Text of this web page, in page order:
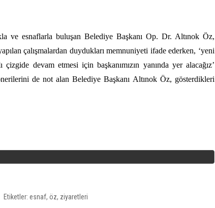
ve esnaflarla buluşan Belediye Başkanı Op. Dr. Altınok Öz,
çalışmalardan duydukları memnuniyeti ifade ederken, ‘yeni
çizgide devam etmesi için başkanımızın yanında yer alacağız’
de not alan Belediye Başkanı Altınok Öz, gösterdikleri
Etiketler: esnaf, öz, ziyaretleri